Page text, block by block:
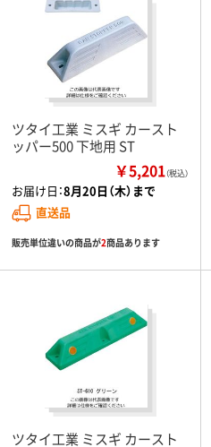
ツタイ工業 ミスギ カースト
ッパー500 下地用 ST
￥5,201（税込）
お届け日：8月20日（木）まで
直送品
販売単位違いの商品が2商品あります
ツタイ工業 ミスギ カースト